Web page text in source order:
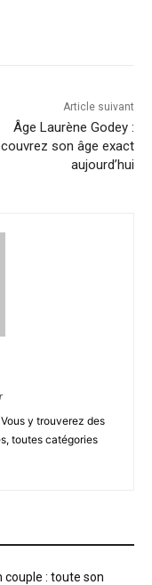
Article suivant
Âge Laurène Godey :
son âge exact
aujourd’hui
y trouverez des
toutes catégories
couple : toute son